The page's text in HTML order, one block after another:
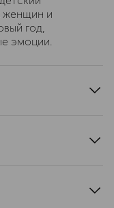
женщин и
год,
эмоции.